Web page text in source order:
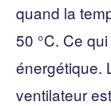
quand la
50 °C. Ce
énergétique.
ventilateur